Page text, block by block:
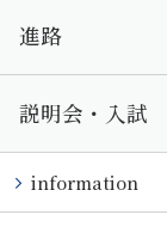
進路
説明会・入試
information